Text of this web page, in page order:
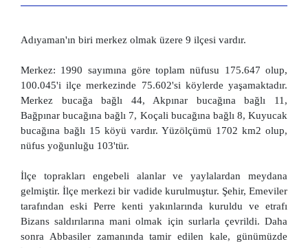
Adıyaman'ın biri merkez olmak üzere 9 ilçesi vardır.
Merkez: 1990 sayımına göre toplam nüfusu 175.647 olup,
100.045'i ilçe merkezinde 75.602'si köylerde yaşamaktadır.
Merkez bucağa bağlı 44, Akpınar bucağına bağlı 11,
Bağpınar bucağına bağlı 7, Koçali bucağına bağlı 8, Kuyucak
bucağına bağlı 15 köyü vardır. Yüzölçümü 1702 km2 olup,
nüfus yoğunluğu 103'tür.
İlçe toprakları engebeli alanlar ve yaylalardan meydana
gelmiştir. İlçe merkezi bir vadide kurulmuştur. Şehir, Emeviler
tarafından eski Perre kenti yakınlarında kuruldu ve etrafı
Bizans saldırılarına mani olmak için surlarla çevrildi. Daha
sonra Abbasiler zamanında tamir edilen kale, günümüzde